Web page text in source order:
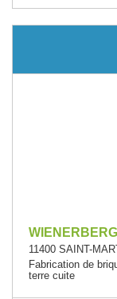
11400 SAINT-
Fabrication de
terre cuite